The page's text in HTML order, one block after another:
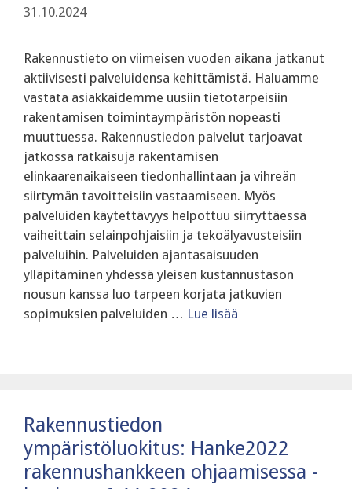
31.10.2024
Rakennustieto on viimeisen vuoden aikana jatkanut
aktiivisesti palveluidensa kehittämistä. Haluamme
vastata asiakkaidemme uusiin tietotarpeisiin
rakentamisen toimintaympäristön nopeasti
muuttuessa. Rakennustiedon palvelut tarjoavat
jatkossa ratkaisuja rakentamisen
elinkaarenaikaiseen tiedonhallintaan ja vihreän
siirtymän tavoitteisiin vastaamiseen. Myös
palveluiden käytettävyys helpottuu siirryttäessä
vaiheittain selainpohjaisiin ja tekoälyavusteisiin
palveluihin. Palveluiden ajantasaisuuden
ylläpitäminen yhdessä yleisen kustannustason
nousun kanssa luo tarpeen korjata jatkuvien
sopimuksien palveluiden … Lue lisää
Rakennustiedon
ympäristöluokitus: Hanke2022
rakennushankkeen ohjaamisessa -